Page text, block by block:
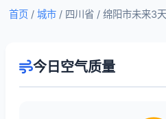
首页 / 城市 / 四川省 / 绵阳市未来3
今日空气质量